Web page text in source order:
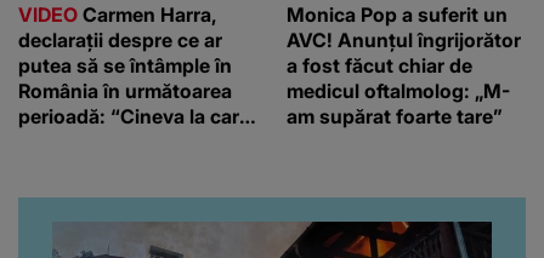
VIDEO Carmen Harra,
declarații despre ce ar
putea să se întâmple în
România în următoarea
perioadă: “Cineva la care
Monica Pop a suferit un
AVC! Anunțul îngrijorător
a fost făcut chiar de
medicul oftalmolog: „M-
am supărat foarte tare”